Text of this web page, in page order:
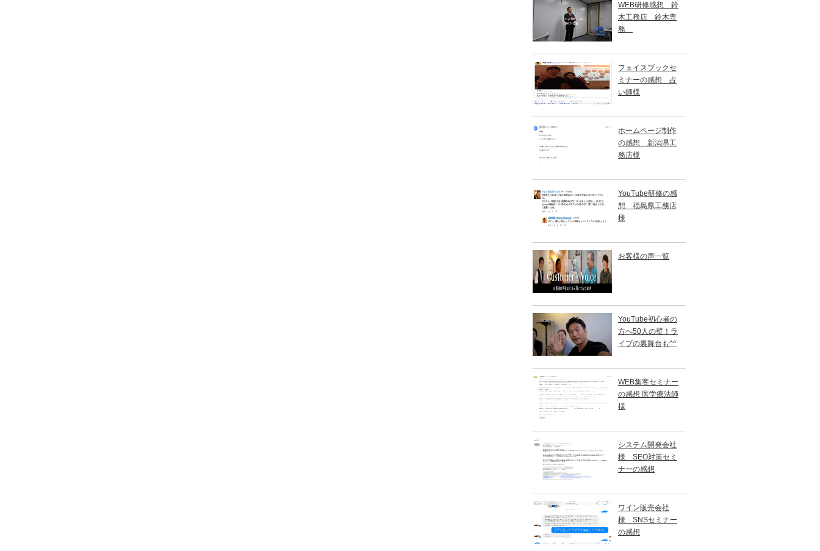
WEB研修感想 鈴
木工務店 鈴木専
務
フェイスブックセ
ミナーの感想 占
い師様
ホームページ制作
の感想 新潟県工
務店様
YouTube研修の感
想 福島県工務店
様
お客様の声一覧
YouTube初心者の
方へ50人の壁！ラ
イブの裏舞台も^^
WEB集客セミナー
の感想 医学療法師
様
システム開発会社
様 SEO対策セミ
ナーの感想
ワイン販売会社
様 SNSセミナー
の感想